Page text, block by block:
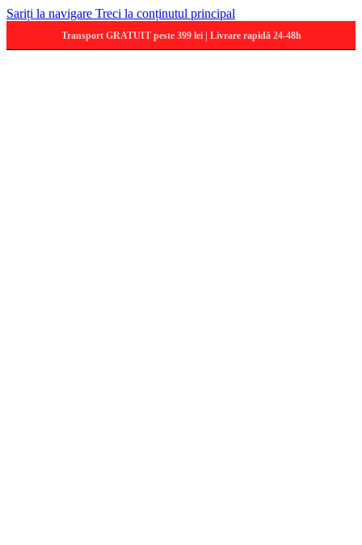
Sariți la navigare Treci la conținutul principal
Transport GRATUIT peste 399 lei | Livrare rapidă 24-48h